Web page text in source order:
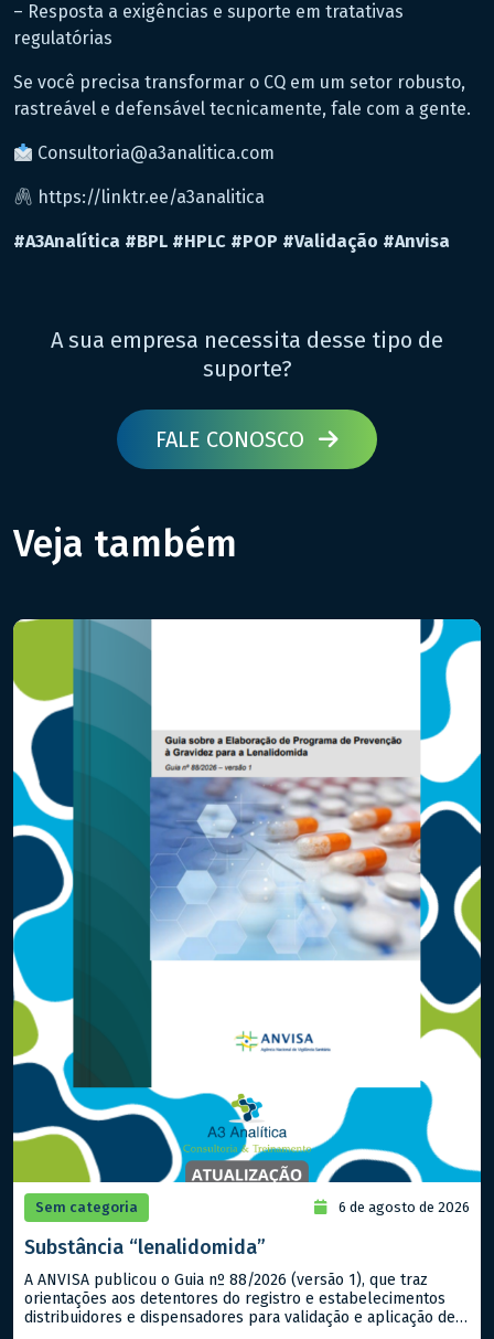
– Resposta a exigências e suporte em tratativas
regulatórias
Se você precisa transformar o CQ em um setor robusto,
rastreável e defensável tecnicamente, fale com a gente.
Consultoria@a3analitica.com
https://linktr.ee/a3analitica
#A3Analítica #BPL #HPLC #POP #Validação #Anvisa
A sua empresa necessita desse tipo de
suporte?
FALE CONOSCO
Veja também
Sem categoria 6 de agosto de 2026
Substância “lenalidomida”
A ANVISA publicou o Guia nº 88/2026 (versão 1), que traz
orientações aos detentores do registro e estabelecimentos
distribuidores e dispensadores para validação e aplicação de